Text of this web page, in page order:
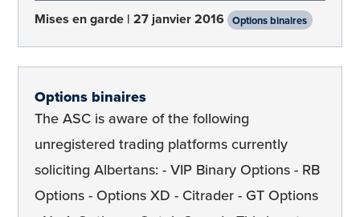
Mises en garde 27 janvier 2016 Options binaires
Options binaires
The ASC is aware of the following
unregistered trading platforms currently
soliciting Albertans: - VIP Binary Options - RB
Options - Options XD - Citrader - GT Options